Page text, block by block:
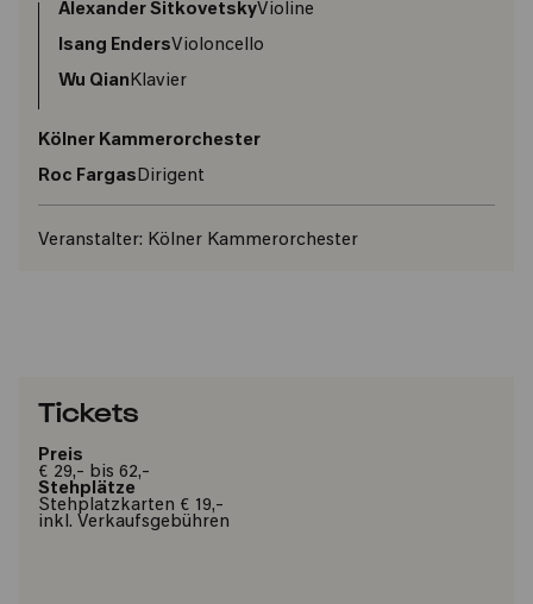
Alexander SitkovetskyVioline
Isang EndersVioloncello
Wu QianKlavier
Kölner Kammerorchester
Roc FargasDirigent
Veranstalter: Kölner Kammerorchester
Tickets
Preis
€ 29,- bis 62,-
Stehplätze
Stehplatzkarten € 19,-
inkl. Verkaufsgebühren